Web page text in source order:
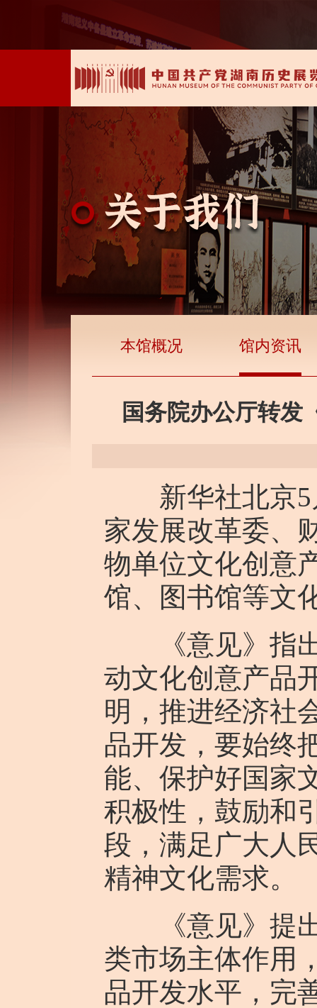
本馆概况 馆内资讯
国务院办公厅转发
新华社北京5
家发展改革委、
物单位文化创意
馆、图书馆等文
《意见》指出
动文化创意产品
明，推进经济社
品开发，要始终
能、保护好国家
积极性，鼓励和
段，满足广大人
精神文化需求。
《意见》提出
类市场主体作用
品开发水平，完